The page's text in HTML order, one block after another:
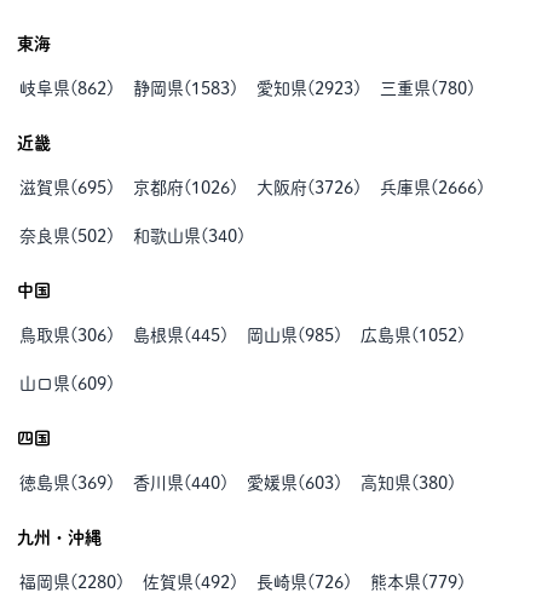
東海
岐阜県(862 ) 静岡県( 1583) 愛知県( 2923) 三重県( 780)
近畿
滋賀県( 695) 京都府( 1026) 大阪府(3726) 兵庫県( 2666)
奈良県( 502 ) 和歌山県(340)
中国
鳥取県(306) 島根県(445) 岡山県(985) 広島県( 1052 )
山口県( 609)
四国
徳島県(369) 香川県(440) 愛媛県( 603) 高知県(380)
九州・沖縄
福岡県( 2280) 佐賀県(492 ) 長崎県( 726) 熊本県( 779)